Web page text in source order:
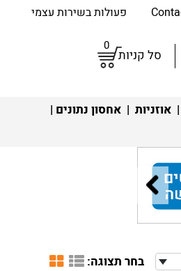
פעולות בשירות עצמי
סל קניות
0
| אוזניות | אחסון נתונים |
בחר תצוגה: